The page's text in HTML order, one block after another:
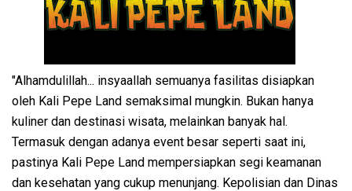
"Alhamdulillah... insyaallah semuanya fasilitas disiapkan
oleh Kali Pepe Land semaksimal mungkin. Bukan hanya
kuliner dan destinasi wisata, melainkan banyak hal.
Termasuk dengan adanya event besar seperti saat ini,
pastinya Kali Pepe Land mempersiapkan segi keamanan
dan kesehatan yang cukup menunjang. Kepolisian dan Dinas